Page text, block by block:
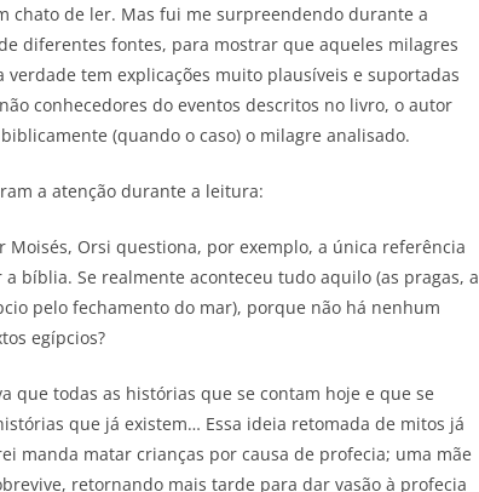
chato de ler. Mas fui me surpreendendo durante a
diferentes fontes, para mostrar que aqueles milagres
tem explicações muito plausíveis e suportadas
conhecedores do eventos descritos no livro, o autor
(quando o caso) o milagre analisado.
a atenção durante a leitura:
Orsi questiona, por exemplo, a única referência
bíblia. Se realmente aconteceu tudo aquilo (as pragas, a
pelo fechamento do mar), porque não há nenhum
egípcios?
que todas as histórias que se contam hoje e que se
que já existem… Essa ideia retomada de mitos já
manda matar crianças por causa de profecia; uma mãe
retornando mais tarde para dar vasão à profecia